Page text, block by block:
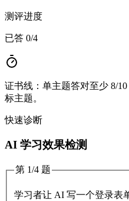
测评进度
已答 0/4
证书线：单主题答对至少 8/
标主题。
快速诊断
AI 学习效果检测
第 1/4 题
学习者让 AI 写一个登录表